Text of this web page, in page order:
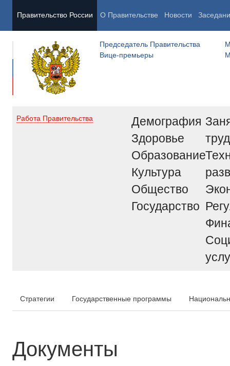
Правительство России О Правительстве Новости
Председатель Правительства
Вице-премьеры
Работа Правительства
Демография
Здоровье
Образование
Культура
Общество
Государство
труд
Стратегии Государственные программы
Документы